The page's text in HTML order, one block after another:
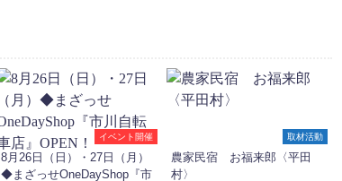
イベント開催
8月26日（日）・27日（月）
◆まざっせOneDayShop『市
取材活動
農家民宿 お福来郎〈平田
村〉